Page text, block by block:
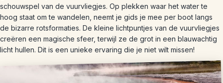
schouwspel van de vuurvliegjes. Op plekken waar het water te
hoog staat om te wandelen, neemt je gids je mee per boot langs
de bizarre rotsformaties. De kleine lichtpuntjes van de vuurvliegjes
creëren een magische sfeer, terwijl ze de grot in een blauwachtig
licht hullen. Dit is een unieke ervaring die je niet wilt missen!